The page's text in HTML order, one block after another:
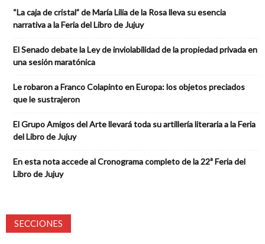
“La caja de cristal” de María Lilia de la Rosa lleva su esencia
narrativa a la Feria del Libro de Jujuy
El Senado debate la Ley de inviolabilidad de la propiedad privada en
una sesión maratónica
Le robaron a Franco Colapinto en Europa: los objetos preciados
que le sustrajeron
El Grupo Amigos del Arte llevará toda su artillería literaria a la Feria
del Libro de Jujuy
En esta nota accede al Cronograma completo de la 22ª Feria del
Libro de Jujuy
SECCIONES